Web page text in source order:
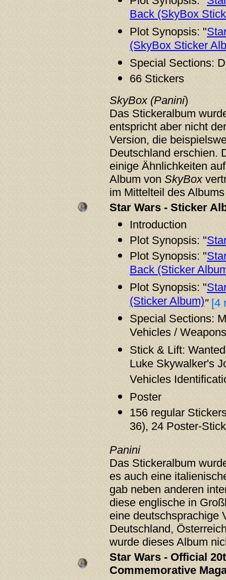
Back (SkyBox
Plot Synopsis: "
(SkyBox Sticker
Special Sections:
66 Stickers
SkyBox (Panini)
Das Stickeralbum
entspricht aber nicht
Version, die
Deutschland erschien.
einige Ähnlichkeiten
Album vonSkyBox
im Mittelteil des
Star Wars - Sticker
Introduction
Plot Synopsis: "
Plot Synopsis: "
Back (Sticker
Plot Synopsis: "
(Sticker Album)" [4
Special Sections:
Vehicles / Weapons
Stick & Lift:
Luke Skywalker's
Vehicles
Poster
156 regular
36), 24 Poster-
Panini
Das Stickeralbum
es auch eine
gab neben anderen
diese englische in
eine deutschsprachige
Deutschland,
wurde dieses Album
Star Wars - Official
Commemorative